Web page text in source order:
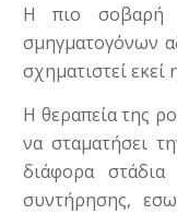
Η πιο σοβαρή
σμηγματογόνων
σχηματιστεί
Η θεραπεία της
να σταματήσει
διάφορα
συντήρησης,